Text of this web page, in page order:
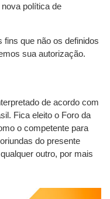
política de
que não os definidos
sua autorização.
de acordo com
Fica eleito o Foro da
o competente para
do presente
outro, por mais